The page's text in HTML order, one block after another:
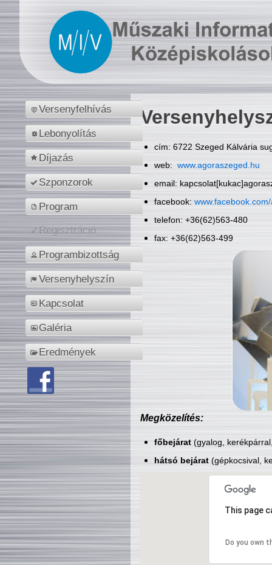
Versenyfelhívás
Lebonyolítás
Díjazás
Szponzorok
Program
Regisztráció
Programbizottság
Versenyhelyszín
Kapcsolat
Galéria
Eredmények
cím: 6722 Szeged Kálvária
web: www.agoraszeged.hu
email:
facebook:
telefon: +36(62)563-480
fax: +36(62)563-499
Megközelítés:
főbejárat(gyalog,
hátsó bejárat(gépkocsival,
This page
Do you own